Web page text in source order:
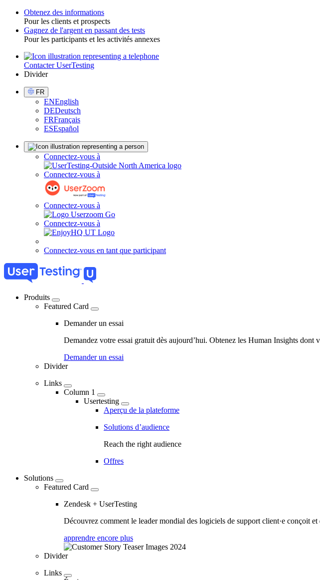
Toggle
Obtenez des informations
Pour les clients et prospects
Gagnez de l'argent en passant des tests
Pour les participants et les activités annexes
UtilityContacter UserTesting
Divider
Select
Language
FR
ENEnglish
DEDeutsch
FRFrançais
ESEspañol
Connectez-vous à
Connectez-vous à
Connectez-vous à
Connectez-vous à
Connectez-vous en tant que participant
navigation
Produits
Featured Card
Demander un essai
Demandez votre essai gratuit dès aujourd’hui. Obtenez les Human Insights dont
Demander un essai
Divider
Links
Column 1
Usertesting
Aperçu de la plateforme
Solutions d’audience
Reach the right audience
Offres
Solutions
Featured Card
Zendesk + UserTesting
Découvrez comment le leader mondial des logiciels de support client·e conçoit et
apprendre encore plus
Divider
Links